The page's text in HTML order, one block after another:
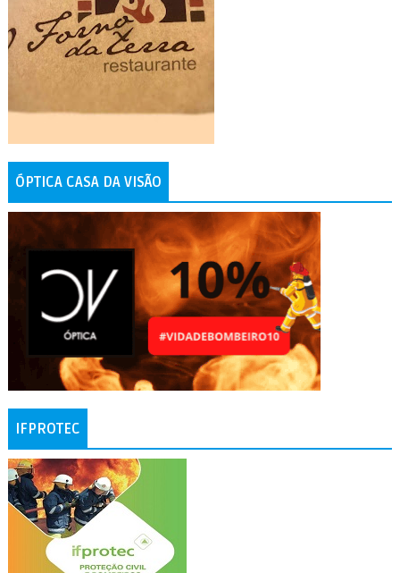
ÓPTICA CASA DA VISÃO
IFPROTEC